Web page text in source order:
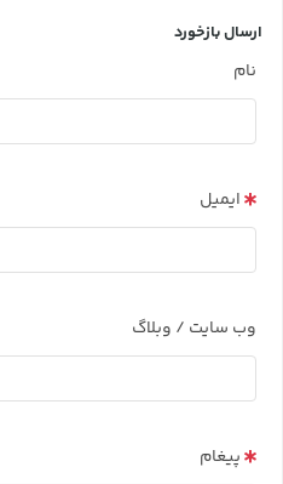
ارسال بازخورد
نام
ایمیل
وب سایت / وبلاگ
پیغام